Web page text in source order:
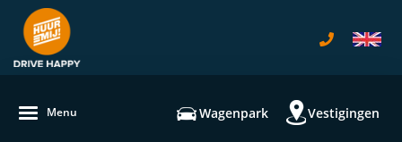
Menu Wagenpark Vestigingen